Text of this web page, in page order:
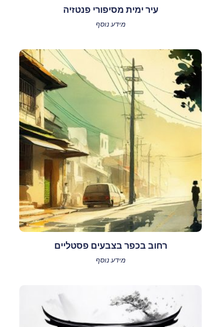
עיר ימית מסיפורי פנטזיה
מידע נוסף
רחוב בכפר בצבעים פסטליים
מידע נוסף